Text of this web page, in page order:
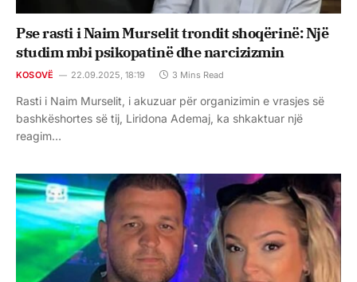
Pse rasti i Naim Murselit trondit shoqërinë: Një
studim mbi psikopatinë dhe narcizizmin
KOSOVË 22.09.2025, 18:19 3 Mins Read
Rasti i Naim Murselit, i akuzuar për organizimin e vrasjes së
bashkëshortes së tij, Liridona Ademaj, ka shkaktuar një
reagim…